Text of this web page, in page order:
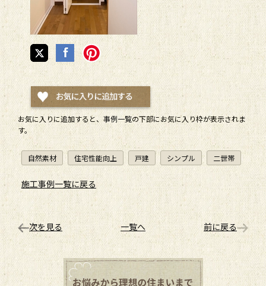
お気に入りに追加すると、 事例一覧の下部にお気に入り枠が表示されま
す。
自然素材 住宅性能向上 戸建 シンプル 二世帯
施工事例一覧に戻る
次を見る 一覧へ 前に戻る